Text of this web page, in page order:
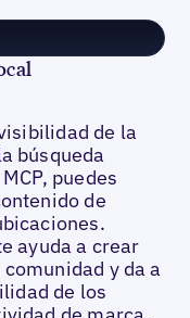
de la
búsqueda
puedes
de
ayuda a crear
y da a
de los